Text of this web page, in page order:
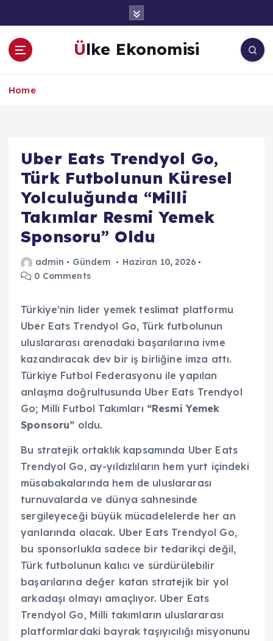
a
Ülke Ekonomisi
Home
Uber Eats Trendyol Go,
Türk Futbolunun Küresel
Yolculuğunda “Milli
Takımlar Resmi Yemek
Sponsoru” Oldu
admin Gündem
Haziran 10, 2026
0 Comments
Türkiye’nin lider yemek teslimat platformu
Uber Eats Trendyol Go, Türk futbolunun
uluslararası arenadaki başarılarına ivme
kazandıracak dev bir iş birliğine imza attı.
Türkiye Futbol Federasyonu ile yapılan
anlaşma doğrultusunda Uber Eats Trendyol
Go; Millî Futbol Takımları “Resmi Yemek
Sponsoru” oldu.
Bu stratejik ortaklık kapsamında Uber Eats
Trendyol Go, ay-yıldızlıların hem yurt içindeki
müsabakalarında hem de uluslararası
turnuvalarda ve dünya sahnesinde
sergileyeceği büyük mücadelelerde her an
yanlarında olacak. Uber Eats Trendyol Go,
bu sponsorlukla sadece bir tedarikçi değil,
Türk futbolunun kalıcı ve sürdürülebilir
başarılarına değer katan stratejik bir yol
arkadaşı olmayı amaçlıyor. Uber Eats
Trendyol Go, Millî takımların uluslararası
platformlardaki bayrak taşıyıcılığı misyonunu